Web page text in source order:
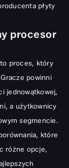
płyty
procesor
proces, który
powinni
jednowątkowej,
a użytkownicy
segmencie.
które
różne opcje,